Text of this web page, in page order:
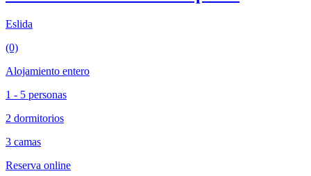
Eslida
(0)
Alojamiento entero
1 - 5 personas
2 dormitorios
3 camas
Reserva online